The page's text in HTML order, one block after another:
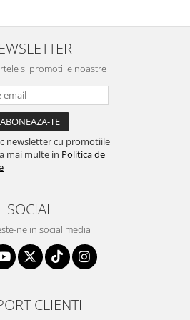
si promotiile noastre
newsletter cu promotiile
mai multe in Politica de
SOCIAL
ne in social media
CLIENTI